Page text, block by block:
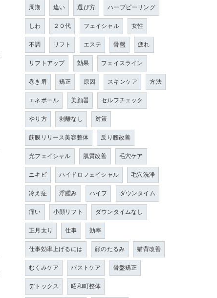
周期 違い 選び方 ハーブピーリング
しわ ２０代 フェイシャル 女性
不調 リフト エステ 骨盤 疲れ
リフトアップ 効果 フェイスライン
巻き肩 矯正 原因 スキンケア 方法
エネボール 美顔器 セルフチェック
やり方 剥離なし 対策
筋膜リリース美容整体 反り腰改善
光フェイシャル 肌質改善 毛穴ケア
ニキビ ハイドロフェイシャル 毛穴洗浄
冷え症 浮腫み ハイフ ダウンタイム
痛い 小顔リフト ダウンタイムなし
正月太り 仕事 効率
仕事効率上げるには 顔のたるみ 猫背改善
むくみケア バストケア 骨盤矯正
デトックス 昭和町整体